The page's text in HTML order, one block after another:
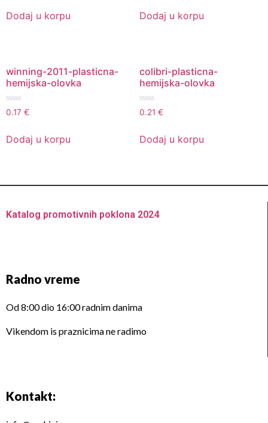
od
5
Dodaj u korpu
od
5
Dodaj u korpu
winning-2011-plasticna-
hemijska-olovka
Ocenjeno
sa
5
0.17 €
Dodaj u korpu
colibri-plasticna-
hemijska-olovka
Ocenjeno
sa
5
0.21 €
Dodaj u korpu
Katalog promotivnih poklona 2024
Radno vreme
Od 8:00 dio 16:00 radnim danima
Vikendom is praznicima ne radimo
Kontakt: